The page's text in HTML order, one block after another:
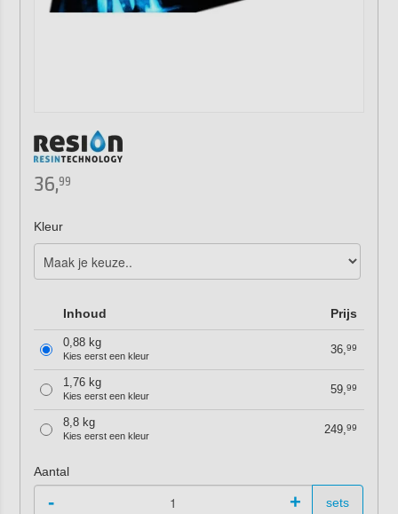
36,99
Kleur
Inhoud Prijs
0,88 kg
Kies eerst een kleur 36,99
1,76 kg
Kies eerst een kleur 59,99
8,8 kg
Kies eerst een kleur 249,99
Aantal
- + sets